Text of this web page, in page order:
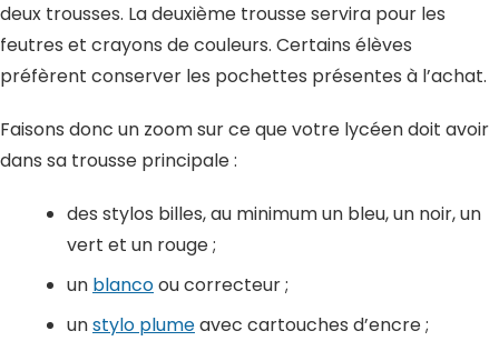
deux trousses. La deuxième trousse servira pour les
feutres et crayons de couleurs. Certains élèves
préfèrent conserver les pochettes présentes à l’achat.
Faisons donc un zoom sur ce que votre lycéen doit avoir
dans sa trousse principale :
des stylos billes, au minimum un bleu, un noir, un
vert et un rouge ;
un blancoou correcteur ;
unstylo plumeavec cartouches d’encre ;